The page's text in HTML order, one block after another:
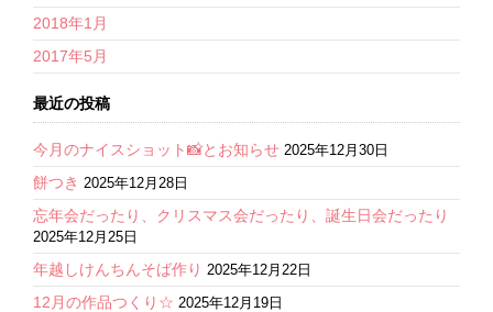
2018年1月
2017年5月
最近の投稿
今月のナイスショット📸とお知らせ 2025年12月30日
餅つき 2025年12月28日
忘年会だったり、クリスマス会だったり、誕生日会だったり
2025年12月25日
年越しけんちんそば作り 2025年12月22日
12月の作品つくり☆ 2025年12月19日